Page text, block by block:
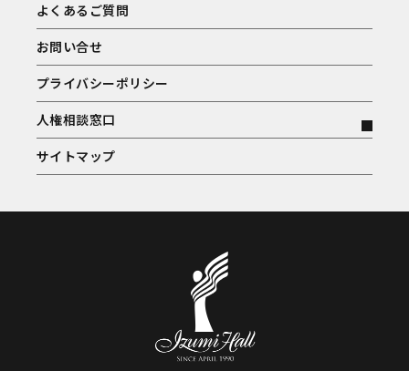
よくあるご質問
お問い合せ
プライバシーポリシー
人権相談窓口
サイトマップ